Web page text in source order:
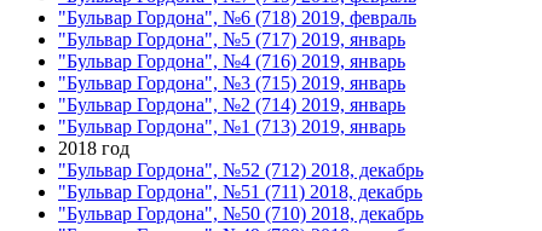
"Бульвар Гордона", №6 (718) 2019, февраль
"Бульвар Гордона", №5 (717) 2019, январь
"Бульвар Гордона", №4 (716) 2019, январь
"Бульвар Гордона", №3 (715) 2019, январь
"Бульвар Гордона", №2 (714) 2019, январь
"Бульвар Гордона", №1 (713) 2019, январь
2018 год
"Бульвар Гордона", №52 (712) 2018, декабрь
"Бульвар Гордона", №51 (711) 2018, декабрь
"Бульвар Гордона", №50 (710) 2018, декабрь